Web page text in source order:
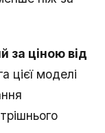
за ціною від
цієї моделі